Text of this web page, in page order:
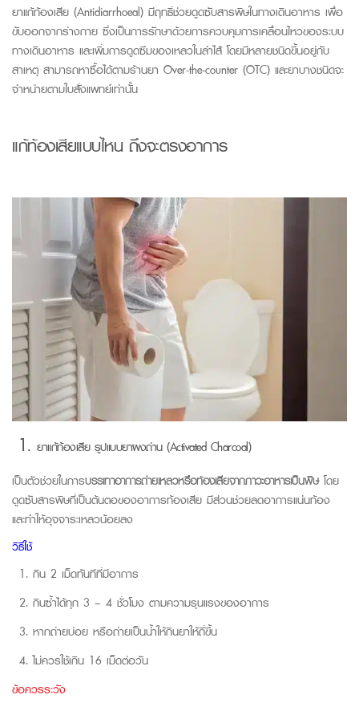
ยาแก้ท้องเสีย (Antidiarrhoeal) มีฤทธิ์ช่วยดูดซับสารพิษในทางเดินอาหาร เพื่อ
ขับออกจากร่างกาย ซึ่งเป็นการรักษาด้วยการควบคุมการเคลื่อนไหวของระบบ
ทางเดินอาหาร และเพิ่มการดูดซึมของเหลวในลำไส้ โดยมีหลายชนิดขึ้นอยู่กับ
สาเหตุ สามารถหาซื้อได้ตามร้านยา Over-the-counter (OTC) และยาบางชนิดจะ
จำหน่ายตามใบสั่งแพทย์เท่านั้น
แก้ท้องเสียแบบไหน ถึงจะตรงอาการ
1. ยาแก้ท้องเสีย รูปแบบยาผงถ่าน (Activated Charcoal)
เป็นตัวช่วยในการบรรเทาอาการถ่ายเหลวหรือท้องเสียจากภาวะอาหารเป็นพิษโดย
ดูดซับสารพิษที่เป็นต้นตอของอาการท้องเสีย มีส่วนช่วยลดอาการแน่นท้อง
และทำให้อุจจาระเหลวน้อยลง
วิธีใช้
กิน 2 เม็ดทันทีที่มีอาการ
กินซ้ำได้ทุก 3 – 4 ชั่วโมง ตามความรุนแรงของอาการ
หากถ่ายบ่อย หรือถ่ายเป็นน้ำให้กินยาให้ถี่ขึ้น
ไม่ควรใช้เกิน 16 เม็ดต่อวัน
ข้อควรระวัง